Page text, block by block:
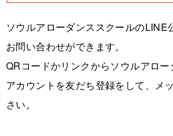
ソウルアローダンススクールのLINE
お問い合わせができます。
QRコードかリンクからソウルアロ
アカウントを友だち登録をして、メ
さい。